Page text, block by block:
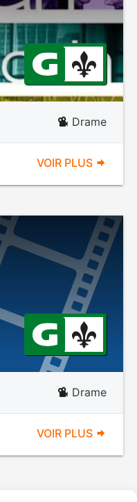
Drame
VOIR PLUS
Drame
VOIR PLUS